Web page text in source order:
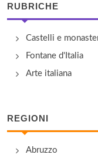
RUBRICHE
Castelli e
Fontane d'Italia
Arte italiana
REGIONI
Abruzzo